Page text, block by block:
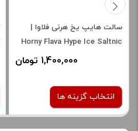
سالت هایپ یخ هرنی فلاوا |
Horny Flava Hype Ice Saltnic
1,400,000 تومان
انتخاب گزینه ها